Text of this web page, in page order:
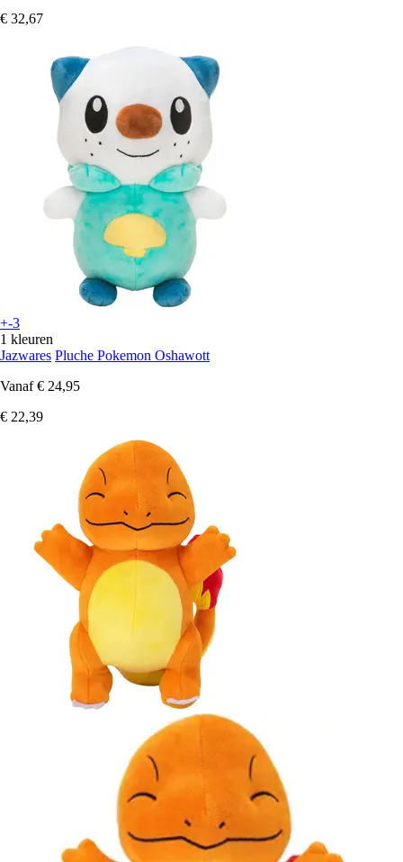
€ 32,67
+-3
1 kleuren
Jazwares Pluche Pokemon Oshawott
Vanaf € 24,95
€ 22,39